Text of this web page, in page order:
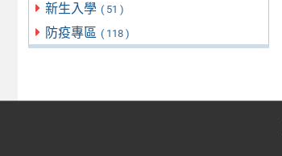
新生入學 ( 51 )
防疫專區 ( 118 )